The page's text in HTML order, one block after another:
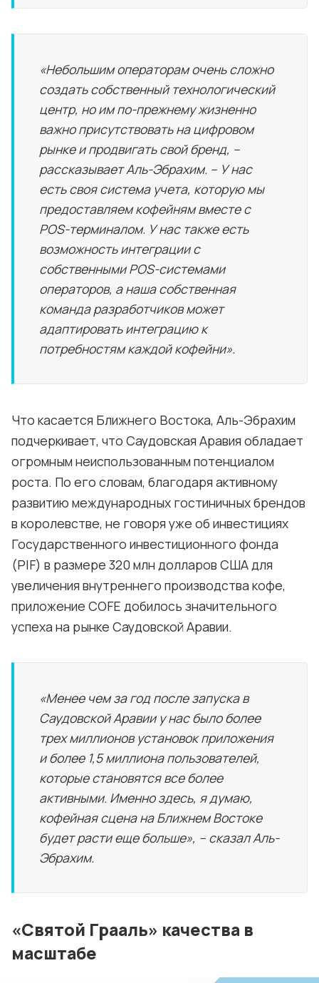
«Небольшим операторам очень сложно
создать собственный технологический
центр, но им по-прежнему жизненно
важно присутствовать на цифровом
рынке и продвигать свой бренд, –
рассказывает Аль-Эбрахим. – У нас
есть своя система учета, которую мы
предоставляем кофейням вместе с
POS-терминалом. У нас также есть
возможность интеграции с
собственными POS-системами
операторов, а наша собственная
команда разработчиков может
адаптировать интеграцию к
потребностям каждой кофейни».
Что касается Ближнего Востока, Аль-Эбрахим
подчеркивает, что Саудовская Аравия обладает
огромным неиспользованным потенциалом
роста. По его словам, благодаря активному
развитию международных гостиничных брендов
в королевстве, не говоря уже об инвестициях
Государственного инвестиционного фонда
(PIF) в размере 320 млн долларов США для
увеличения внутреннего производства кофе,
приложение COFE добилось значительного
успеха на рынке Саудовской Аравии.
«Менее чем за год после запуска в
Саудовской Аравии у нас было более
трех миллионов установок приложения
и более 1,5 миллиона пользователей,
которые становятся все более
активными. Именно здесь, я думаю,
кофейная сцена на Ближнем Востоке
будет расти еще больше», – сказал Аль-
Эбрахим.
«Святой Грааль» качества в
масштабе